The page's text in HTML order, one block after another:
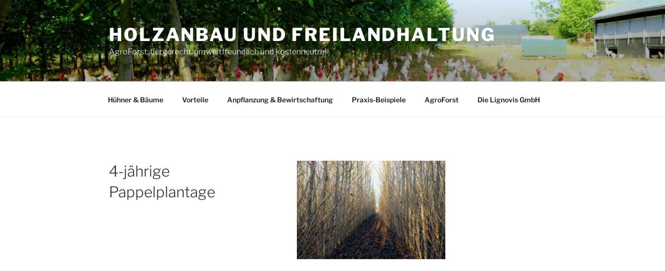
Zum
Inhalt
springen
HOLZANBAU UND FREILANDHALTUNG
AgroForst: tiergerecht, umweltfreundlich und kostenneutral
Hühner & Bäume Vorteile Anpflanzung & Bewirtschaftung Praxis-Beispiele AgroForst Die Lignovis GmbH
4-jährige
Pappelplantage